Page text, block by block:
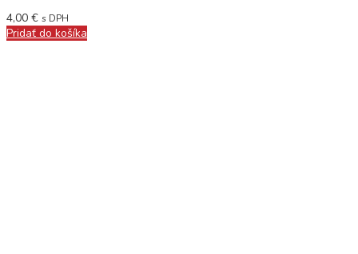
4,00 € s DPH
Pridať do košíka